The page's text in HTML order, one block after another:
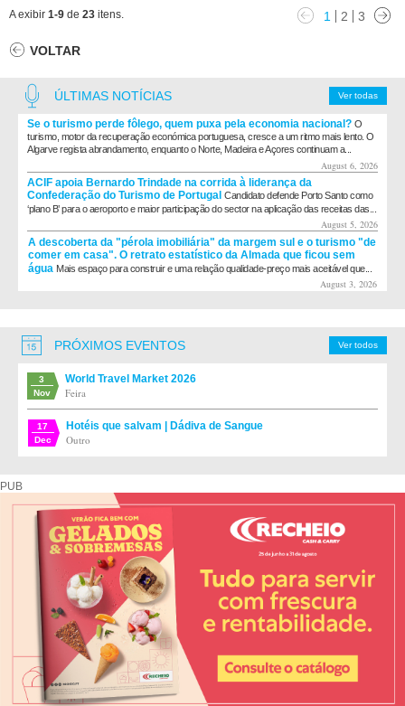
A exibir 1-9 de 23 itens. 1 2 3
VOLTAR
Ver todas
ÚLTIMAS NOTÍCIAS
Se o turismo perde fôlego, quem puxa pela economia nacional? O
turismo, motor da recuperação económica portuguesa, cresce a um ritmo mais lento. O
Algarve regista abrandamento, enquanto o Norte, Madeira e Açores continuam a...
August 6, 2026
ACIF apoia Bernardo Trindade na corrida à liderança da
Confederação do Turismo de Portugal Candidato defende Porto Santo como
‘plano B’ para o aeroporto e maior participação do sector na aplicação das receitas das...
August 5, 2026
A descoberta da "pérola imobiliária" da margem sul e o turismo "de
comer em casa". O retrato estatístico da Almada que ficou sem
água Mais espaço para construir e uma relação qualidade-preço mais aceitável que...
August 3, 2026
Ver todos
PRÓXIMOS EVENTOS
3
Nov
World Travel Market 2026
Feira
17
Dec
Hotéis que salvam | Dádiva de Sangue
Outro
PUB